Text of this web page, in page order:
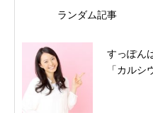
ランダム記事
すっぽん
「カルシ